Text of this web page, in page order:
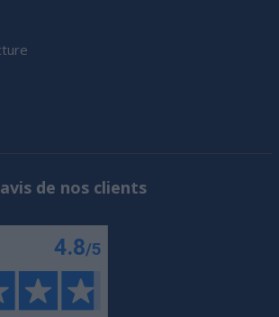
de nos clients